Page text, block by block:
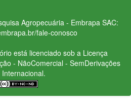
Agropecuária - Embrapa SAC:
fale-conosco
está licenciado sob a Licença
- NãoComercial - SemDerivações
Internacional.